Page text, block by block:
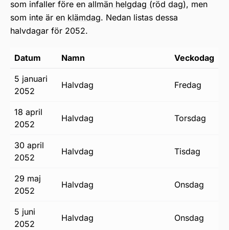
som infaller före en allmän helgdag (röd dag), men
som inte är en klämdag. Nedan listas dessa
halvdagar för 2052.
Datum Namn Veckodag
5 januari
2052
halvdag fredag
18 april
2052
halvdag torsdag
30 april
2052
halvdag tisdag
29 maj
2052
halvdag onsdag
5 juni
2052
halvdag onsdag